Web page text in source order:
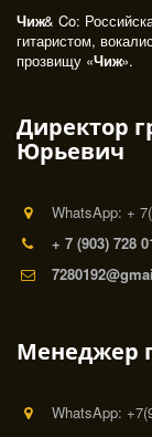
Чиж& Co:
гитаристом,
прозвищу «Чиж».
Директор
Юрьевич
WhatsApp: +
+ 7 (903) 728
Менеджер
WhatsApp: